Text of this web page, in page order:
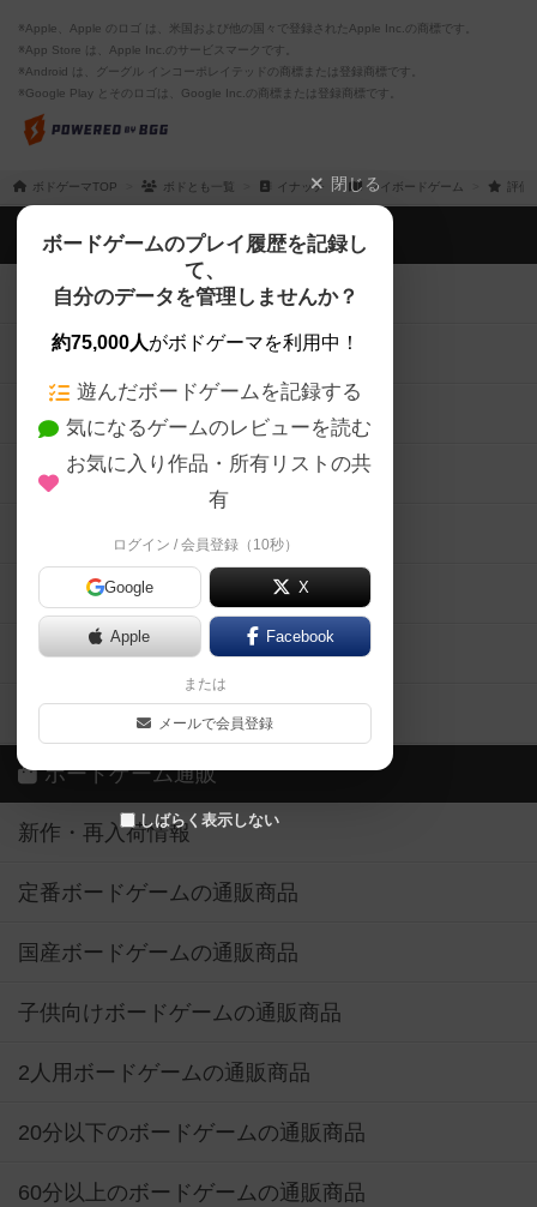
※Apple、Apple のロゴ は、米国および他の国々で登録されたApple Inc.の商標です。
※App Store は、Apple Inc.のサービスマークです。
※Android は、グーグル インコーポレイテッドの商標または登録商標です。
※Google Play とそのロゴは、Google Inc.の商標または登録商標です。
ボドゲーマTOP ボドとも一覧 イナッチ マイボードゲーム 評価
閉じる
ボードゲームのプレイ履歴を記録し
て、
自分のデータを管理しませんか？
約75,000人がボドゲーマを利用中！
遊んだボードゲームを記録する
気になるゲームのレビューを読む
お気に入り作品・所有リストの共
有
ログイン / 会員登録（10秒）
Google X
Apple Facebook
または
メールで会員登録
しばらく表示しない
ボドゲーマTOP
ボードゲームを検索する
ボードゲームの新着レビュー
ボードゲーム会情報
メカニクス特集
掲示板・トピックス
ボドとも・会員一覧
ボードゲーム業界コラム
ボドゲーマご利用案内
ボードゲーム通販
新作・再入荷情報
定番ボードゲームの通販商品
国産ボードゲームの通販商品
子供向けボードゲームの通販商品
2人用ボードゲームの通販商品
20分以下のボードゲームの通販商品
60分以上のボードゲームの通販商品